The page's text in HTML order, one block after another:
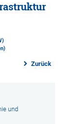
Zurück
und